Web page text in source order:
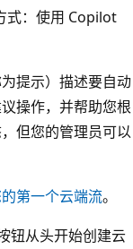
式：使用 Copilot
提示）描述要自动
操作，并帮助您根
但您的管理员可以
第一个云端流。
钮从头开始创建云